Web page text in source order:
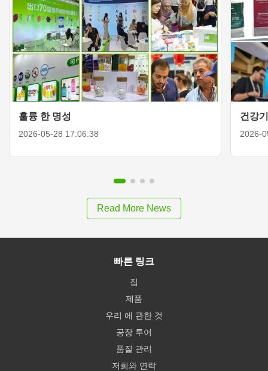
훌륭 한 명성
2026-05-28 17:06:38
건강
2026-
Read More News
빠른 링크
집
제품
우리 에 관한 것
공장 투어
품질 관리
저희와 연락